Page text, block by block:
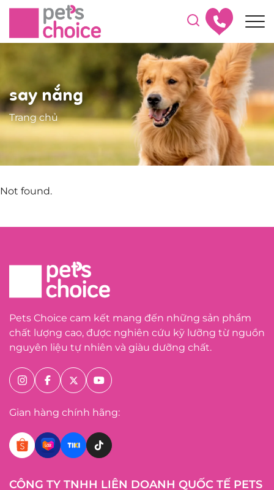
say nắng
Trang chủ
Not found.
Pets Choice cam kết mang đến những sản phẩm
chất lượng cao, được nghiên cứu kỹ lưỡng từ nguồn
nguyên liệu tự nhiên và giàu dưỡng chất.
Gian hàng chính hãng:
CÔNG TY TNHH LIÊN DOANH QUỐC TẾ PETS